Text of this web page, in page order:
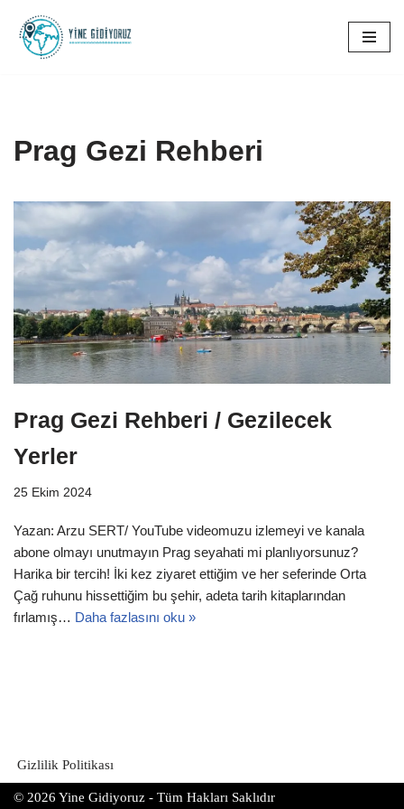
İçeriğe
Prag Gezi Rehberi
Prag Gezi Rehberi / Gezilecek
Yerler
25 Ekim 2024
Yazan: Arzu SERT/ YouTube videomuzu izlemeyi ve kanala
abone olmayı unutmayın Prag seyahati mi planlıyorsunuz?
Harika bir tercih! İki kez ziyaret ettiğim ve her seferinde Orta
Çağ ruhunu hissettiğim bu şehir, adeta tarih kitaplarından
fırlamış… Daha fazlasını oku »
Gizlilik Politikası
© 2026 Yine Gidiyoruz - Tüm Hakları Saklıdır